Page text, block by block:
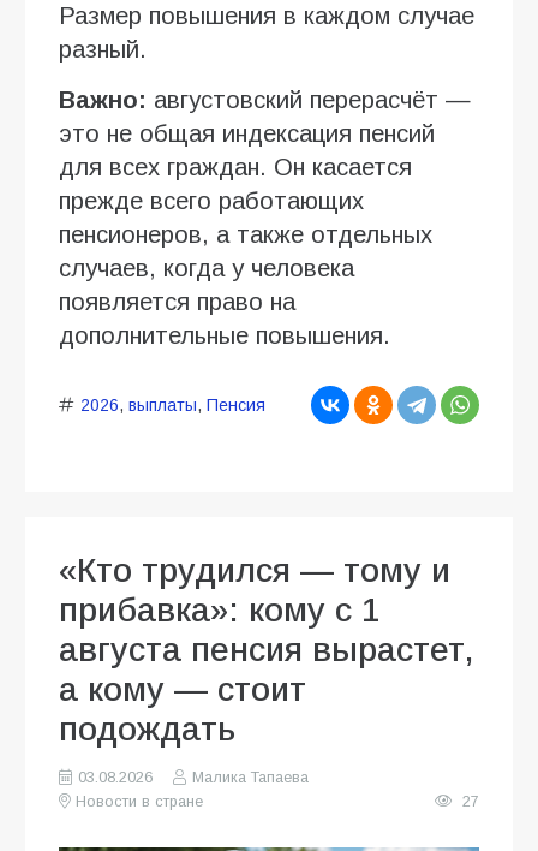
Размер повышения в каждом случае
разный.
Важно: августовский перерасчёт —
это не общая индексация пенсий
для всех граждан. Он касается
прежде всего работающих
пенсионеров, а также отдельных
случаев, когда у человека
появляется право на
дополнительные повышения.
2026, выплаты, Пенсия
«Кто трудился — тому и
прибавка»: кому с 1
августа пенсия вырастет,
а кому — стоит
подождать
03.08.2026
Малика Тапаева
Новости в стране
27